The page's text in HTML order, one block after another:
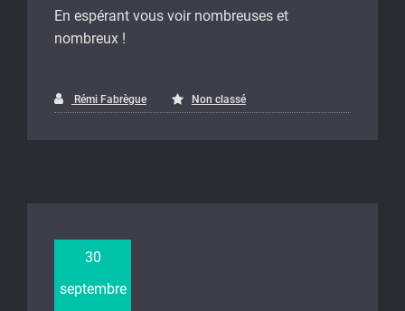
En espérant vous voir nombreuses et
nombreux !
Rémi Fabrègue Non classé
30
septembre